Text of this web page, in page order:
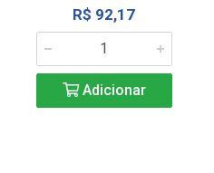
R$ 92,17
Adicionar